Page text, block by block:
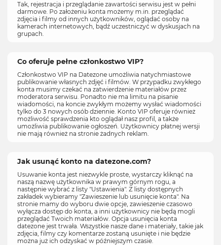
Tak, rejestracja i przeglądanie zawartości serwisu jest w pełni
darmowe. Po założeniu konta możemy m.in. przeglądać
zdjęcia i filmy od innych użytkowników, oglądać osoby na
kamerach internetowych, bądź uczestniczyć w dyskusjach na
grupach.
Co oferuje pełne członkostwo VIP?
Członkostwo VIP na Datezone umożliwia natychmiastowe
publikowanie własnych zdjęć i filmów. W przypadku zwykłego
konta musimy czekać na zatwierdzenie materiałów przez
moderatora serwisu. Ponadto nie ma limitu na pisanie
wiadomości, na koncie zwykłym możemy wysłać wiadomości
tylko do 3 nowych osób dziennie. Konto VIP oferuje również
możliwość sprawdzenia kto oglądał nasz profil, a także
umożliwia publikowanie ogłoszeń. Użytkownicy płatnej wersji
nie mają również na stronie żadnych reklam.
Jak usunąć konto na datezone.com?
Usuwanie konta jest niezwykle proste, wystarczy kliknąć na
naszą nazwę użytkownika w prawym górnym rogu, a
następnie wybrać z listy "Ustawienia". Z listy dostępnych
zakładek wybieramy "Zawieszenie lub usunięcie konta". Na
stronie mamy do wyboru dwie opcje, zawieszenie czasowo
wyłącza dostęp do konta, a inni użytkownicy nie będą mogli
przeglądać Twoich materiałów. Opcja usunięcia konta
datezone jest trwała. Wszystkie nasze dane i materiały, takie jak
zdjęcia, filmy czy komentarze zostaną usunięte i nie będzie
można już ich odzyskać w późniejszym czasie.